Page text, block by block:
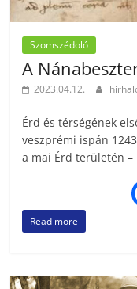
Szomszédoló
A
2023.04.12.
Érd és térségének
veszprémi ispán
a mai Érd területén –
Read more